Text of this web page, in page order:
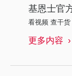
基恩士官
看视频 查干
更多内容